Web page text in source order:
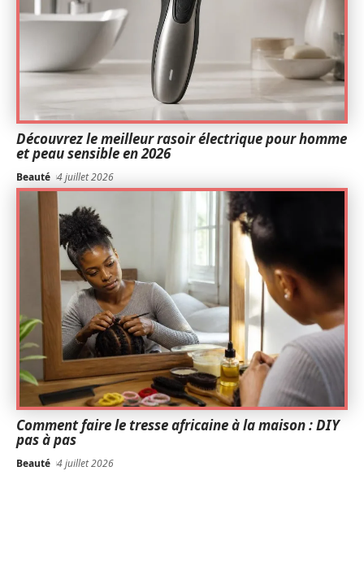
Découvrez le meilleur rasoir électrique pour homme
et peau sensible en 2026
Beauté 4 juillet 2026
Comment faire le tresse africaine à la maison : DIY
pas à pas
Beauté 4 juillet 2026